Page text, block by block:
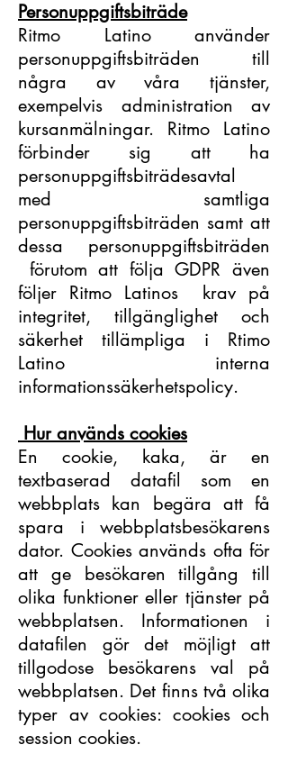
Personuppgiftsbiträde
Ritmo Latino använder
personuppgiftsbiträden till
några av våra tjänster,
exempelvis administration av
kursanmälningar. Ritmo Latino
förbinder sig att ha
personuppgiftsbiträdesavtal
med samtliga
personuppgiftsbiträden samt att
dessa personuppgiftsbiträden
förutom att följa GDPR även
följer Ritmo Latinos krav på
integritet, tillgänglighet och
säkerhet tillämpliga i Rtimo
Latino interna
informationssäkerhetspolicy.
Hur används cookies
En cookie, kaka, är en
textbaserad datafil som en
webbplats kan begära att få
spara i webbplatsbesökarens
dator. Cookies används ofta för
att ge besökaren tillgång till
olika funktioner eller tjänster på
webbplatsen. Informationen i
datafilen gör det möjligt att
tillgodose besökarens val på
webbplatsen. Det finns två olika
typer av cookies: cookies och
session cookies.